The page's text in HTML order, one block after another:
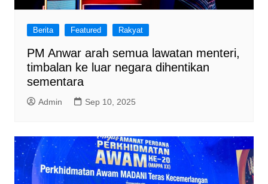
Berita Featured Rakyat
PM Anwar arah semua lawatan menteri,
timbalan ke luar negara dihentikan
sementara
Admin Sep 10, 2025